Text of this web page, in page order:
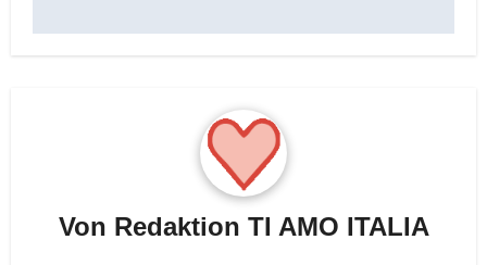
Von Redaktion TI AMO ITALIA